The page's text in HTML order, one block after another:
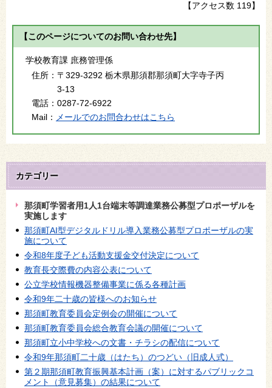
【アクセス数 119】
【このページについてのお問い合わせ先】
学校教育課 庶務管理係
住所： 〒329-3292 栃木県那須郡那須町大字寺子丙
3-13
電話： 0287-72-6922
Mail： メールでのお問合わせはこちら
カテゴリー
那須町学習者用1人1台端末等調達業務公募型プロポーザルを
実施します
那須町AI型デジタルドリル導入業務公募型プロポーザルの実
施について
令和8年度子ども活動支援金交付決定について
教育長交際費の内容公表について
公立学校情報機器整備事業に係る各種計画
令和9年二十歳の皆様へのお知らせ
那須町教育委員会定例会の開催について
那須町教育委員会総合教育会議の開催について
那須町立小中学校への文書・チラシの配信について
令和9年那須町二十歳（はたち）のつどい（旧成人式）
第２期那須町教育振興基本計画（案）に対するパブリックコ
メント（意見募集）の結果について